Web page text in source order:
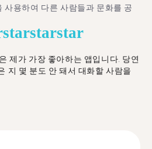
사용하여 다른 사람들과 문화를 공
starstarstar
제가 가장 좋아하는 앱입니다. 당연
지 몇 분도 안 돼서 대화할 사람을